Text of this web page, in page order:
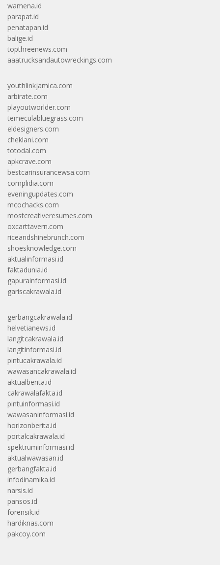
wamena.id
parapat.id
penatapan.id
balige.id
topthreenews.com
aaatrucksandautowreckings.com
youthlinkjamica.com
arbirate.com
playoutworlder.com
temeculabluegrass.com
eldesigners.com
cheklani.com
totodal.com
apkcrave.com
bestcarinsurancewsa.com
complidia.com
eveningupdates.com
mcochacks.com
mostcreativeresumes.com
oxcarttavern.com
riceandshinebrunch.com
shoesknowledge.com
aktualinformasi.id
faktadunia.id
gapurainformasi.id
gariscakrawala.id
gerbangcakrawala.id
helvetianews.id
langitcakrawala.id
langitinformasi.id
pintucakrawala.id
wawasancakrawala.id
aktualberita.id
cakrawalafakta.id
pintuinformasi.id
wawasaninformasi.id
horizonberita.id
portalcakrawala.id
spektruminformasi.id
aktualwawasan.id
gerbangfakta.id
infodinamika.id
narsis.id
pansos.id
forensik.id
hardiknas.com
pakcoy.com